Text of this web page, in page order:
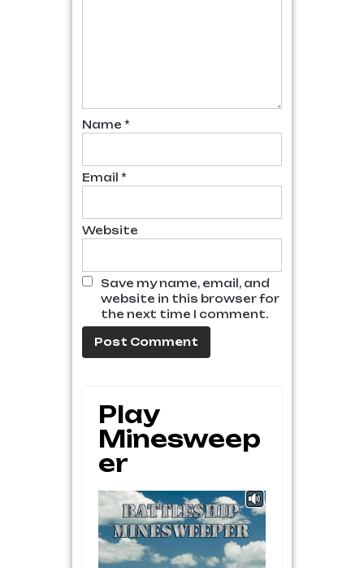
Name *
Email *
Website
Save my name, email, and
website in this browser for
the next time I comment.
Play
Minesweep
Er